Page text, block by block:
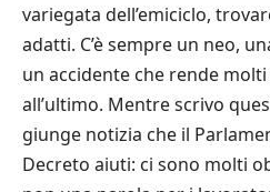
variegata dell’emiciclo,
adatti. C’è sempre un neo,
un accidente che rende
all’ultimo. Mentre scrivo
giunge notizia che il
Decreto aiuti: ci sono molti